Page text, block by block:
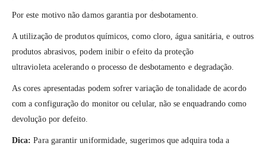
Por este motivo não damos garantia por desbotamento.
A utilização de produtos químicos, como cloro, água sanitária, e outros
produtos abrasivos, podem inibir o efeito da proteção
ultravioleta acelerando o processo de desbotamento e degradação.
As cores apresentadas podem sofrer variação de tonalidade de acordo
com a configuração do monitor ou celular, não se enquadrando como
devolução por defeito.
Dica:Para garantir uniformidade, sugerimos que adquira toda a